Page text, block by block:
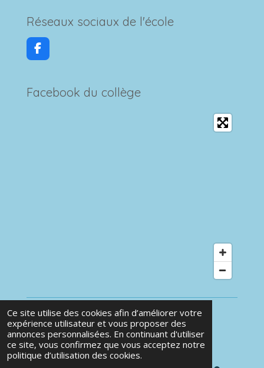
Ce site utilise des cookies afin d’améliorer votre
expérience utilisateur et vous proposer des
annonces personnalisées. En continuant d'utiliser
ce site, vous confirmez que vous acceptez notre
politique d’utilisation des cookies.
b
o
o
k
a
Réseaux sociaux de l'école
F
a
b
Facebook du collège
Localisation
Collège Sainte Madeleine